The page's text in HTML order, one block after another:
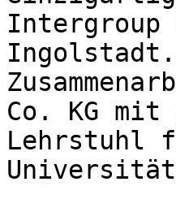
Intergroup
Co. KG
Lehrstuhl
Universität